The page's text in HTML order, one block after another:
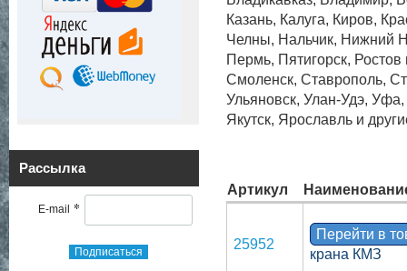
Рассылка
E-mail *
Подписаться
Казань, Калуга, Киров,
Челны, Нальчик, Нижний
Пермь, Пятигорск,
Смоленск, Ставрополь,
Ульяновск, Улан-Удэ,
Якутск, Ярославль и
Артикул
25952
Перейти в
крана КМЗ